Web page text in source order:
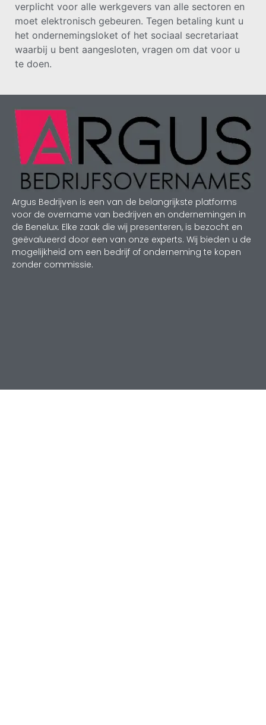
verplicht voor alle werkgevers van alle sectoren en
moet elektronisch gebeuren. Tegen betaling kunt u
het ondernemingsloket of het sociaal secretariaat
waarbij u bent aangesloten, vragen om dat voor u
te doen.
Argus Bedrijven is een van de belangrijkste platforms
voor de overname van bedrijven en ondernemingen in
de Benelux. Elke zaak die wij presenteren, is bezocht en
geëvalueerd door een van onze experts. Wij bieden u de
mogelijkheid om een bedrijf of onderneming te kopen
zonder commissie.